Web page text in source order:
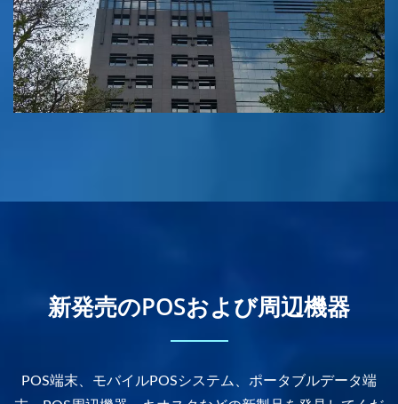
新発売のPOSおよび周辺機器
POS端末、モバイルPOSシステム、ポータブルデータ端